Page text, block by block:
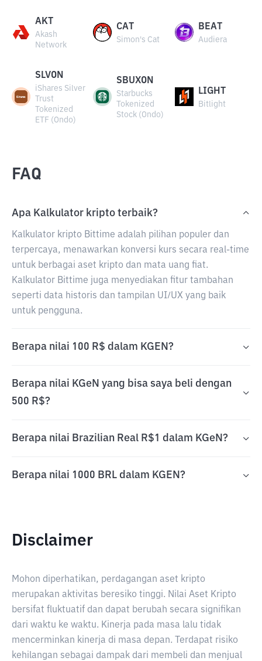
AKT
Akash
Network
CAT
Simon's Cat
BEAT
Audiera
SLVON
iShares Silver
Trust
Tokenized
ETF (Ondo)
SBUXON
Starbucks
Tokenized
Stock (Ondo)
LIGHT
Bitlight
FAQ
Apa Kalkulator kripto terbaik?
Kalkulator kripto Bittime adalah pilihan populer dan
terpercaya, menawarkan konversi kurs secara real-time
untuk berbagai aset kripto dan mata uang fiat.
Kalkulator Bittime juga menyediakan fitur tambahan
seperti data historis dan tampilan UI/UX yang baik
untuk pengguna.
Berapa nilai 100 R$ dalam KGEN?
Berapa nilai KGeN yang bisa saya beli dengan
500 R$?
Berapa nilai Brazilian Real R$1 dalam KGeN?
Berapa nilai 1000 BRL dalam KGEN?
Disclaimer
Mohon diperhatikan, perdagangan aset kripto
merupakan aktivitas beresiko tinggi. Nilai Aset Kripto
bersifat fluktuatif dan dapat berubah secara signifikan
dari waktu ke waktu. Kinerja pada masa lalu tidak
mencerminkan kinerja di masa depan. Terdapat risiko
kehilangan sebagai dampak dari membeli dan menjual